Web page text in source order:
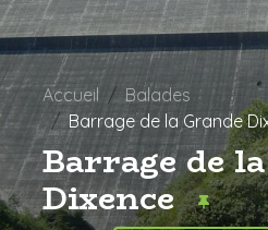
Accueil
Balades
Barrage de la Grande
Barrage de
Dixence